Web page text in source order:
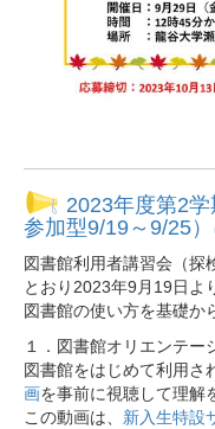
2023年度第2
参加型9/19～9/25
図書館利用者講習会（探
とおり2023年9月19日
図書館の使い方を基礎
１．図書館オリエンテー
図書館をはじめて利用さ
画を事前に視聴して理
この動画は、 新入生特設